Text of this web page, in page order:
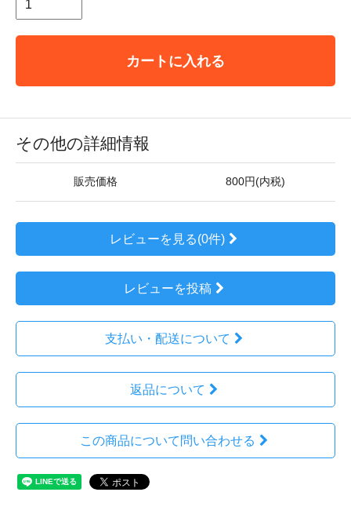
カートに入れる
その他の詳細情報
販売価格 800円(内税)
レビューを見る(0件)
レビューを投稿
支払い・配送について
返品について
この商品について問い合わせる